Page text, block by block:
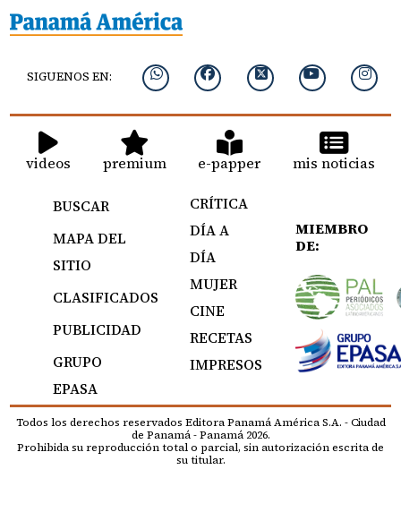
SIGUENOS EN:
videos premium e-papper mis noticias
BUSCAR
MAPA DEL
SITIO
CLASIFICADOS
PUBLICIDAD
GRUPO
EPASA
CRÍTICA
DÍA A
DÍA
MUJER
CINE
RECETAS
IMPRESOS
MIEMBRO
DE:
Todos los derechos reservados Editora Panamá América S.A. - Ciudad
de Panamá - Panamá 2026.
Prohibida su reproducción total o parcial, sin autorización escrita de
su titular.